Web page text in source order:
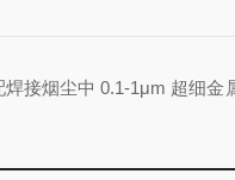
接烟尘中 0.1-1μm 超细金